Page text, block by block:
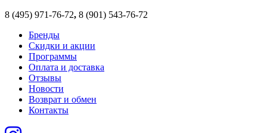
8 (495) 971-76-72, 8 (901) 543-76-72
Бренды
Скидки и акции
Программы
Оплата и доставка
Отзывы
Новости
Возврат и обмен
Контакты